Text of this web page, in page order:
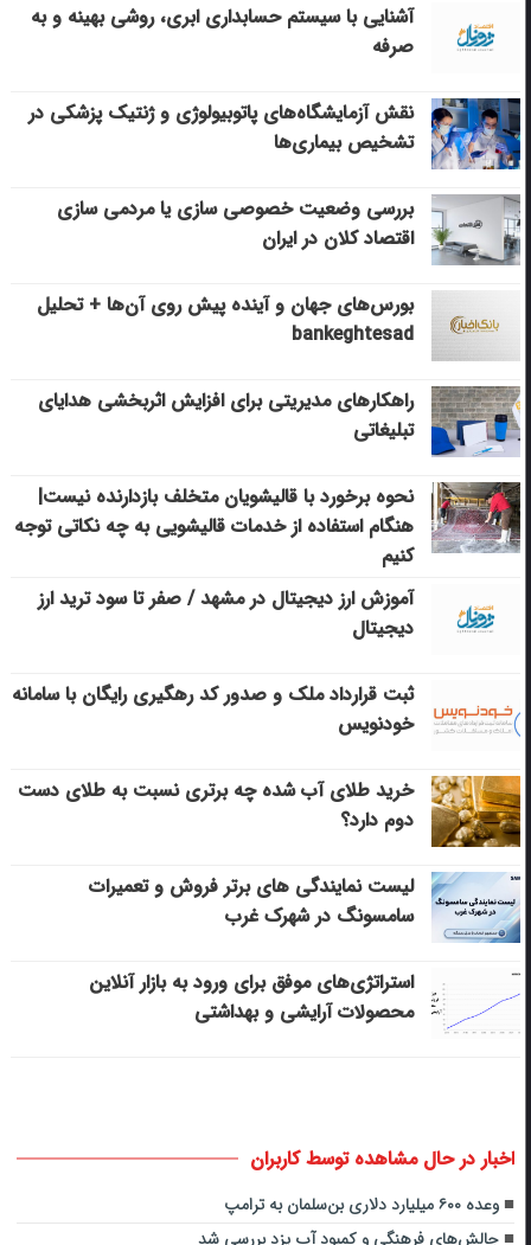
آشنایی با سیستم حسابداری ابری، روشی بهینه و به
صرفه
نقش آزمایشگاه‌های پاتوبیولوژی و ژنتیک پزشکی در
تشخیص بیماری‌ها
بررسی وضعیت خصوصی سازی یا مردمی سازی
اقتصاد کلان در ایران
بورس‌های جهان و آینده پیش روی آن‌ها + تحلیل
bankeghtesad
راهکارهای مدیریتی برای افزایش اثربخشی هدایای
تبلیغاتی
نحوه برخورد با قالیشویان متخلف بازدارنده نیست|
هنگام استفاده از خدمات قالیشویی به چه نکاتی توجه
کنیم
آموزش ارز دیجیتال در مشهد / صفر تا سود ترید ارز
دیجیتال
ثبت قرارداد ملک و صدور کد رهگیری رایگان با سامانه
خودنویس
خرید طلای آب شده چه برتری نسبت به طلای دست
دوم دارد؟
لیست نمایندگی های برتر فروش و تعمیرات
سامسونگ در شهرک غرب
استراتژی‌های موفق برای ورود به بازار آنلاین
محصولات آرایشی و بهداشتی
اخبار در حال مشاهده توسط کاربران
وعده ۶۰۰ میلیارد دلاری بن‌سلمان به ترامپ
چالش‌های فرهنگی و کمبود آب یزد بررسی شد